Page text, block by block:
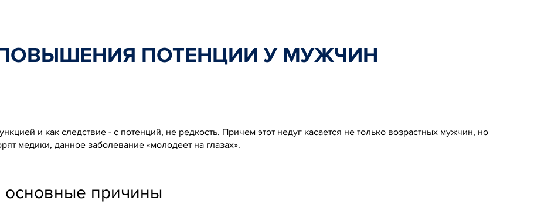
ПОТЕНЦИИ У МУЖЧИН
и как следствие - с потенций, не редкость. Причем этот недуг касается не только возрастных мужчин, но
медики, данное заболевание «молодеет на глазах».
основные причины